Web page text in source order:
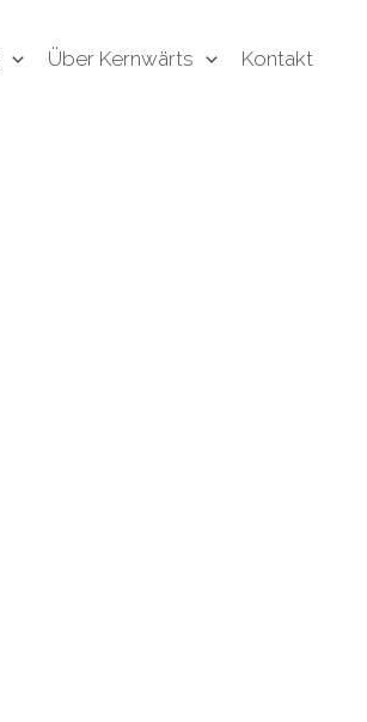
Über Kernwärts Kontakt